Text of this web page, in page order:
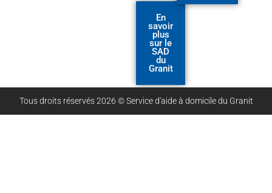
En
savoir
plus
sur le
SAD
du
Granit
Tous droits réservés 2026 © Service d'aide à domicile du Granit